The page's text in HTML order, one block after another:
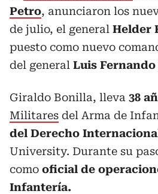
Petro, anunciaron los
de julio, el general Helder
puesto como nuevo
del general Luis
Giraldo Bonilla, lleva 38
Militares del Arma de
del Derecho
University. Durante su
como oficial de
Infantería.